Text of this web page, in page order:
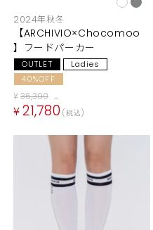
2024年秋冬
【ARCHIVIO×Chocomoo
】フードパーカー
OUTLET
Ladies
40%OFF
¥36,300 →
¥21,780 税込